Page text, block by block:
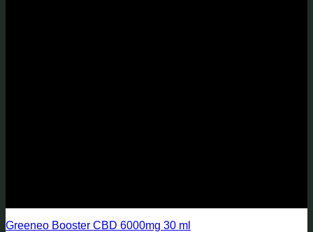
Greeneo Booster CBD 6000mg 30 ml